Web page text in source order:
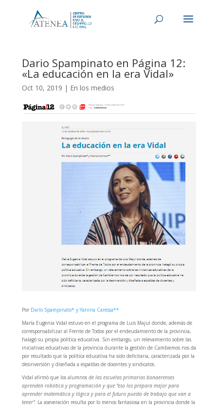
Dario Spampinato en Página 12:
«La educación en la era Vidal»
Oct 10, 2019 | En los medios
Por Darío Spampinato* y Yanina Caressa**
María Eugenia Vidal estuvo en el programa de Luis Majul donde, además de
corresponsabilizar al Frente de Todos por el endeudamiento de la provincia,
halagó su propia política educativa. Sin embargo, un relevamiento sobre las
iniciativas educativas de la provincia durante la gestión de Cambiemos nos da
por resultado que la política educativa ha sido deficitaria, caracterizada por la
desinversión y diseñada a espaldas de docentes y sindicatos.
Vidal afirmó que los alumnos de las escuelas primarias bonaerenses
aprenden robótica y programación y que “eso los prepara mejor para
aprender matemática y lógica y para el futuro puesto de trabajo que van a
tener”. La aseveración resulta por lo menos fantasiosa en la provincia donde la